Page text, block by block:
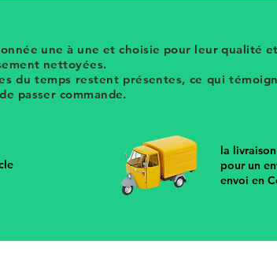
une à une et choisie pour leur qualité
nettoyées.
du temps restent présentes, ce qui
passer commande.
la
pour un
envoi en